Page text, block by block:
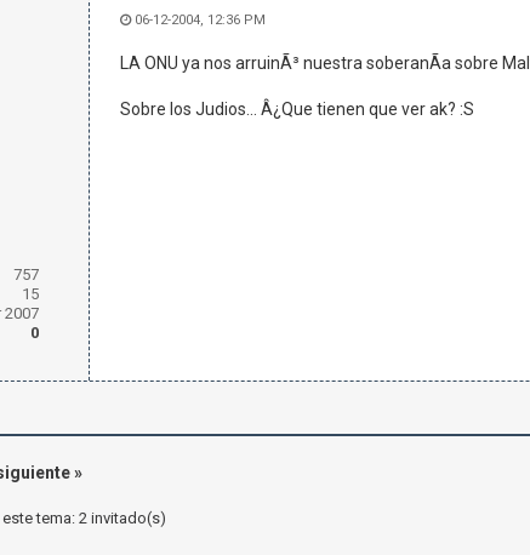
757
15
2007
0
06-12-2004, 12:36 PM
LA ONU ya nos arruinÃ³ nuestra soberanÃ­a sobre
Sobre los Judios... Â¿Que tienen que ver ak? :S
»
tema: 2 invitado(s)